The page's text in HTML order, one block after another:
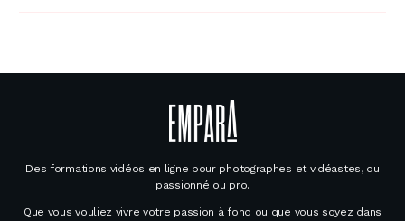
Des formations vidéos en ligne pour photographes et vidéastes, du
passionné ou pro.
Que vous vouliez vivre votre passion à fond ou que vous soyez dans